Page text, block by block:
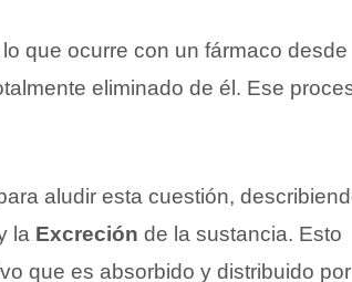
que ocurre con un fármaco desde
eliminado de él. Ese
aludir esta cuestión,
la Excreción de la sustancia. Esto
que es absorbido y distribuido por